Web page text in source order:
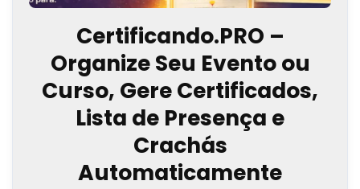
Certificando.PRO –
Organize Seu Evento ou
Curso, Gere Certificados,
Lista de Presença e
Crachás
Automaticamente